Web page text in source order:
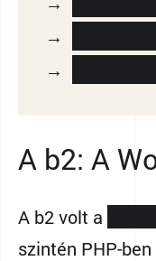
A b2: A
A b2 volt a
szintén PHP-